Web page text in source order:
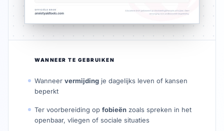
WANNEER TE GEBRUIKEN
Wanneer vermijding je dagelijks leven of kansen
beperkt
Ter voorbereiding op fobieën zoals spreken in het
openbaar, vliegen of sociale situaties